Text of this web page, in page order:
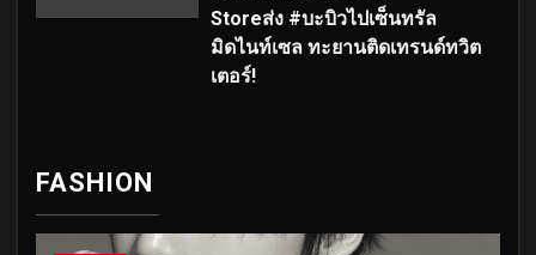
Storeส่ง #บะบิวไปเซ็นทรัล
มิดไนท์เซล ทะยานติดเทรนด์ทวิต
เตอร์!
FASHION